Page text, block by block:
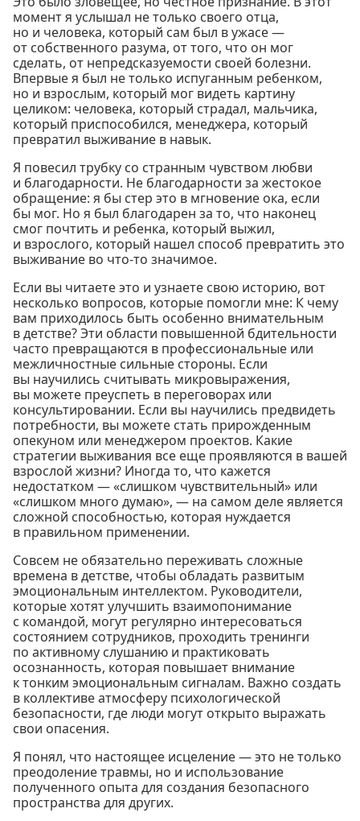
момент я услышал не только своего отца,
но и человека, который сам был в ужасе —
от собственного разума, от того, что он мог
сделать, от непредсказуемости своей болезни.
Впервые я был не только испуганным ребенком,
но и взрослым, который мог видеть картину
целиком: человека, который страдал, мальчика,
который приспособился, менеджера, который
превратил выживание в навык.
Я повесил трубку со странным чувством любви
и благодарности. Не благодарности за жестокое
обращение: я бы стер это в мгновение ока, если
бы мог. Но я был благодарен за то, что наконец
смог почтить и ребенка, который выжил,
и взрослого, который нашел способ превратить это
выживание во что-то значимое.
Если вы читаете это и узнаете свою историю, вот
несколько вопросов, которые помогли мне: К чему
вам приходилось быть особенно внимательным
в детстве? Эти области повышенной бдительности
часто превращаются в профессиональные или
межличностные сильные стороны. Если
вы научились считывать микровыражения,
вы можете преуспеть в переговорах или
консультировании. Если вы научились предвидеть
потребности, вы можете стать прирожденным
опекуном или менеджером проектов. Какие
стратегии выживания все еще проявляются в вашей
взрослой жизни? Иногда то, что кажется
недостатком — «слишком чувствительный» или
«слишком много думаю», — на самом деле является
сложной способностью, которая нуждается
в правильном применении.
Совсем не обязательно переживать сложные
времена в детстве, чтобы обладать развитым
эмоциональным интеллектом. Руководители,
которые хотят улучшить взаимопонимание
с командой, могут регулярно интересоваться
состоянием сотрудников, проходить тренинги
по активному слушанию и практиковать
осознанность, которая повышает внимание
к тонким эмоциональным сигналам. Важно создать
в коллективе атмосферу психологической
безопасности, где люди могут открыто выражать
свои опасения.
Я понял, что настоящее исцеление — это не только
преодоление травмы, но и использование
полученного опыта для создания безопасного
пространства для других.